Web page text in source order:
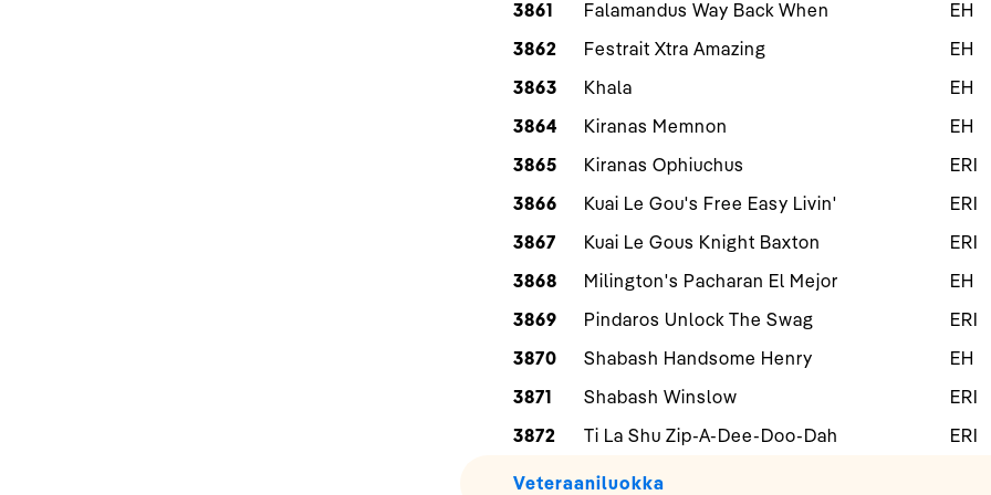
3861 Falamandus Way Back When
EH
3862
Festrait Xtra Amazing
EH
3863
Khala
EH
3864
Kiranas Memnon
EH
3865
Kiranas Ophiuchus
ERI
3866
Kuai Le Gou's Free Easy Livin'
ERI
3867
Kuai Le Gous Knight Baxton
ERI
3868
Milington's Pacharan El Mejor
EH
3869
Pindaros Unlock The Swag
ERI
3870
Shabash Handsome Henry
EH
3871
Shabash Winslow
ERI
3872
Ti La Shu Zip-A-Dee-Doo-Dah ERI
Veteraaniluokka